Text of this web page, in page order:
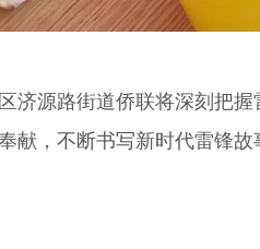
源路街道侨联将深刻把握
献，不断书写新时代雷锋故